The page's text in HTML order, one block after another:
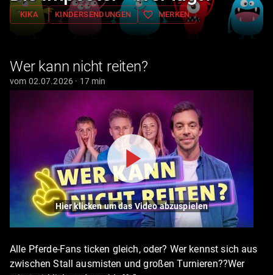
KIKA KINDERSENDUNGEN favorite_border MERKEN
Wer kann nicht reiten?
vom 02.07.2026 · 17 min
Hier klicken um das Video abzuspielen
Alle Pferde-Fans ticken gleich, oder? Wer kennst sich aus
zwischen Stall ausmisten und großen Turnieren??Wer